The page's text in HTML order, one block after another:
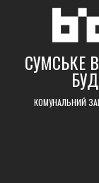
СУМСЬКЕ
КОМУНАЛЬНИЙ